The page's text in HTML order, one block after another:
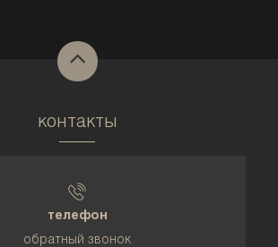
контакты
телефон
обратный звонок